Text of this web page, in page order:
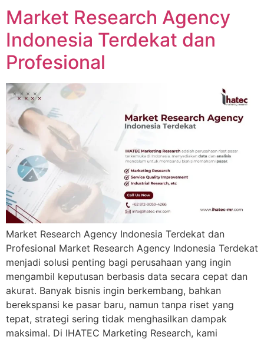
Market Research Agency
Indonesia Terdekat dan
Profesional
Market Research Agency Indonesia Terdekat dan
Profesional Market Research Agency Indonesia Terdekat
menjadi solusi penting bagi perusahaan yang ingin
mengambil keputusan berbasis data secara cepat dan
akurat. Banyak bisnis ingin berkembang, bahkan
berekspansi ke pasar baru, namun tanpa riset yang
tepat, strategi sering tidak menghasilkan dampak
maksimal. Di IHATEC Marketing Research, kami